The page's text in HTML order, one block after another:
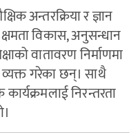
अन्तरक्रिया र ज्ञान
विकास, अनुसन्धान
वातावरण निर्माणमा
व्यक्त गरेका छन्। साथै
निरन्तरता